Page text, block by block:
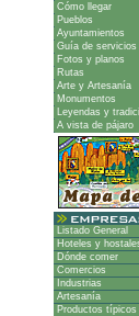
Cómo llegar
Pueblos
Ayuntamientos
Guía de servicios
Fotos y planos
Rutas
Arte y Artesanía
Monumentos
Leyendas y
A vista de pájaro
Listado General
Hoteles y
Dónde comer
Comercios
Industrias
Artesanía
Productos típicos